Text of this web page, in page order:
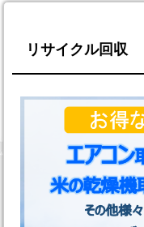
リサイクル回収